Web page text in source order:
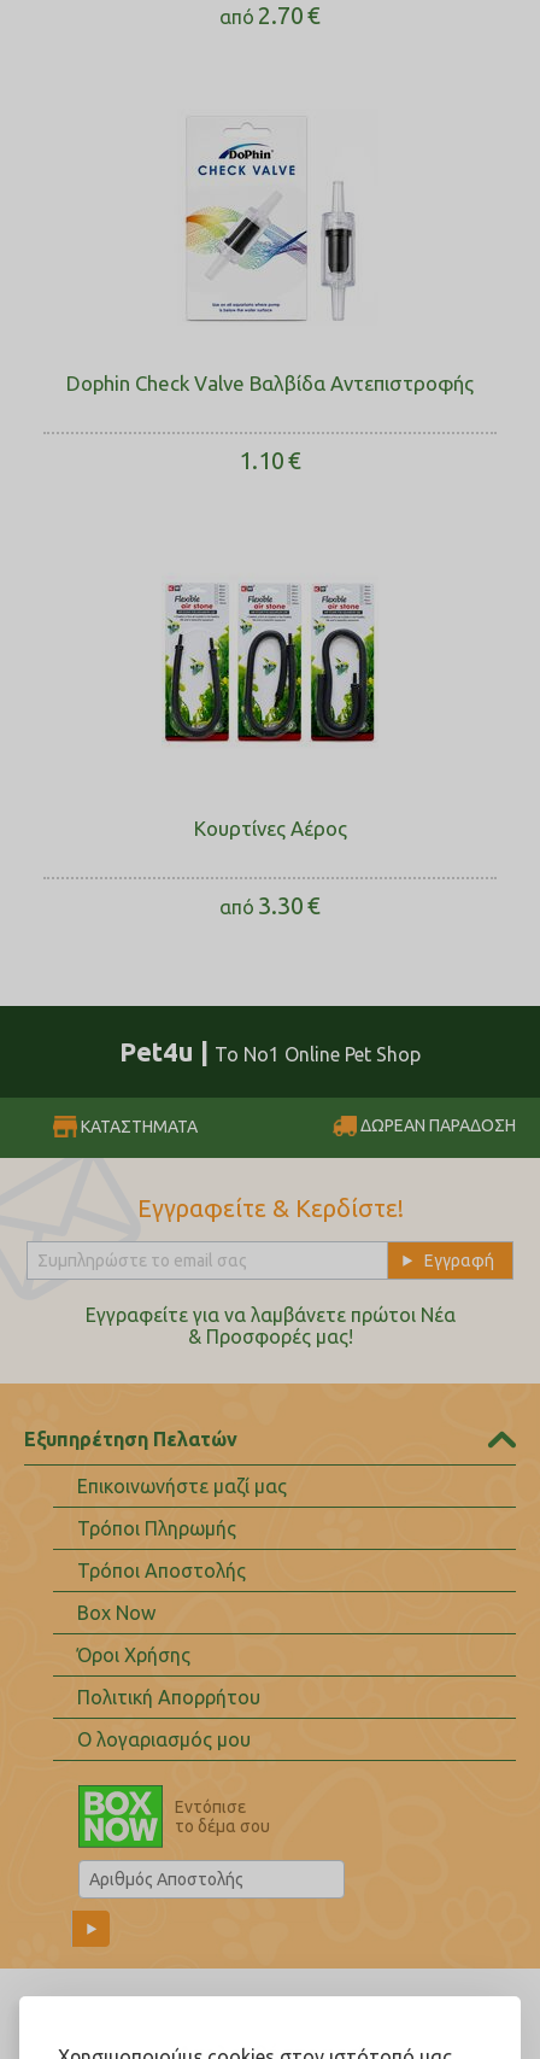
από 2.70€
Dophin Check Valve Βαλβίδα Αντεπιστροφής
1.10€
Κουρτίνες Αέρος
από 3.30€
Pet4u | Το No1 Online Pet Shop
ΚΑΤΑΣΤΗΜΑΤΑ ΔΩΡΕΑΝ ΠΑΡΑΔΟΣΗ
Εγγραφείτε & Κερδίστε!
Εγγραφείτε για να λαμβάνετε πρώτοι Nέα
& Προσφορές μας!
Εξυπηρέτηση Πελατών
Επικοινωνήστε μαζί μας
Τρόποι Πληρωμής
Τρόποι Αποστολής
Box Now
Όροι Χρήσης
Πολιτική Απορρήτου
Ο λογαριασμός μου
Εντόπισε
το δέμα σου
Ακολουθήστε μας!